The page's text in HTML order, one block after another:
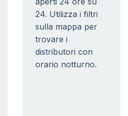
24. Utilizza i filtri
sulla mappa per
trovare i
distributori con
orario notturno.